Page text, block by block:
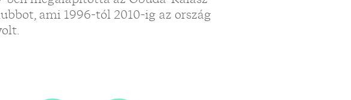
ami 1996-tól 2010-ig az ország